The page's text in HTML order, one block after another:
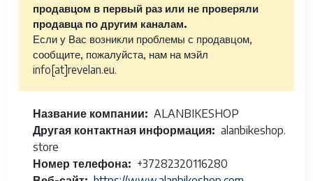
продавцом в первый раз или не проверяли
продавца по другим каналам.
Если у Вас возникли проблемы с продавцом,
сообщите, пожалуйста, нам на мэйл
info[at]revelan.eu.
Название компании
ALANBIKESHOP
Другая контактная информация
alanbikeshop.
store
Номер телефона
+37282320116280